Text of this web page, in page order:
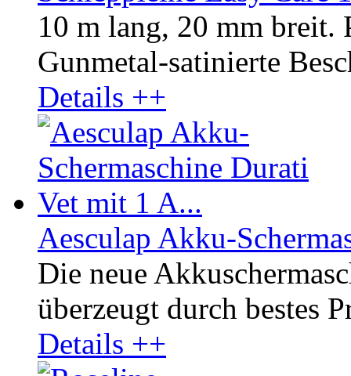
10 m lang, 20 mm breit.
Gunmetal-satinierte
Details ++
Aesculap Akku-
Die neue
überzeugt durch bestes
Details ++